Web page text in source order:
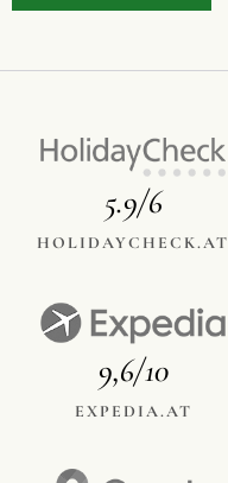
5.9/6
HOLIDAYCHECK.AT
9,6/10
EXPEDIA.AT